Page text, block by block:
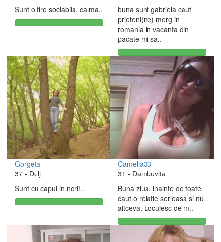
Sunt o fire sociabila, calma..
buna sunt gabriela caut
prieteni(ne) merg in
romania in vacanta din
pacate mi sa..
Gorgeta
37 - Dolj
Sunt cu capul in nori!..
Camelia33
31 - Dambovita
Buna ziua, inainte de toate
caut o relatie serioasa si nu
altceva. Locuiesc de m..